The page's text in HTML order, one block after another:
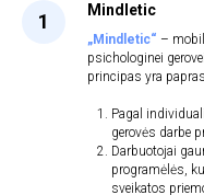
Mindletic
„Mindletic“ –
psichologinei
principas yra
Pagal
gerovės darbe
Darbuotojai
programėlės,
sveikatos